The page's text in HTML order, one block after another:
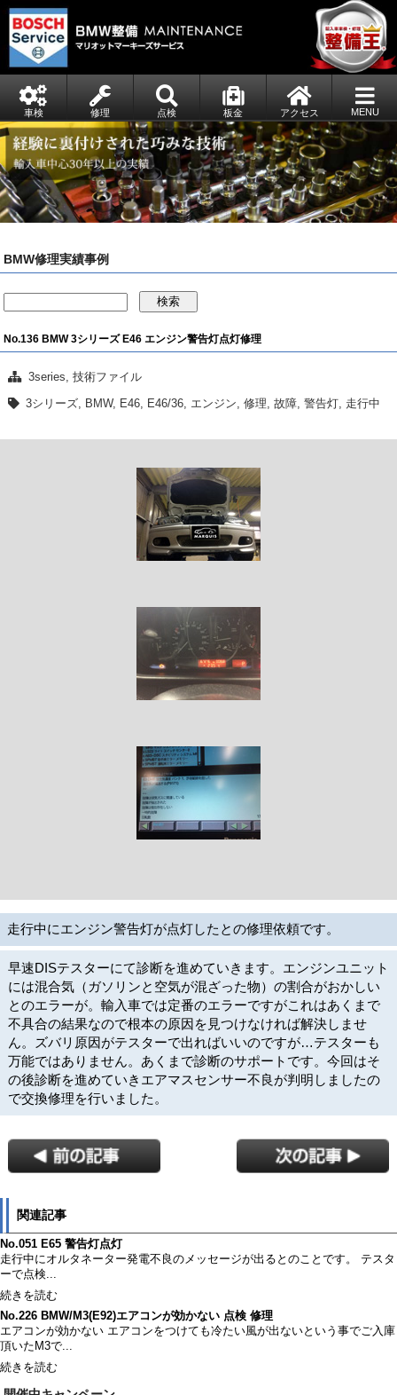
車検 修理 点検 板金 アクセス MENU
BMW修理実績事例
検索
No.136 BMW 3シリーズ E46 エンジン警告灯点灯修理
3series,技術ファイル
3シリーズ
BMW, E46 E46/36 エンジン ,修理 ,故障 ,警告灯 走行中
走行中にエンジン警告灯が点灯したとの修理依頼です。
早速DISテスターにて診断を進めていきます。エンジンユニット
には混合気（ガソリンと空気が混ざった物）の割合がおかしい
とのエラーが。輸入車では定番のエラーですがこれはあくまで
不具合の結果なので根本の原因を見つけなければ解決しませ
ん。ズバリ原因がテスターで出ればいいのですが…テスターも
万能ではありません。あくまで診断のサポートです。今回はそ
の後診断を進めていきエアマスセンサー不良が判明しましたの
で交換修理を行いました。
関連記事
No.051 E65 警告灯点灯
走行中にオルタネーター発電不良のメッセージが出るとのことです。 テスタ
ーで点検...
続きを読む
No.226 BMW/M3(E92)エアコンが効かない 点検 修理
エアコンが効かない エアコンをつけても冷たい風が出ないという事でご入庫
頂いたM3で...
続きを読む